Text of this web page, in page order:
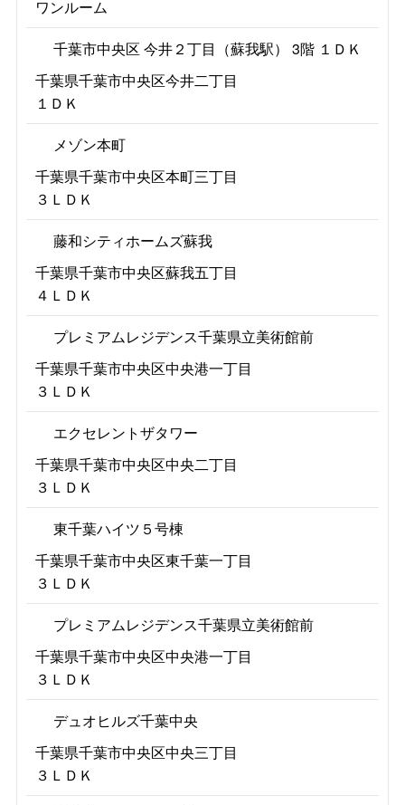
ワンルーム
千葉市中央区 今井２丁目（蘇我駅） 3階 １ＤＫ
千葉県千葉市中央区今井二丁目
１ＤＫ
メゾン本町
千葉県千葉市中央区本町三丁目
３ＬＤＫ
藤和シティホームズ蘇我
千葉県千葉市中央区蘇我五丁目
４ＬＤＫ
プレミアムレジデンス千葉県立美術館前
千葉県千葉市中央区中央港一丁目
３ＬＤＫ
エクセレントザタワー
千葉県千葉市中央区中央二丁目
３ＬＤＫ
東千葉ハイツ５号棟
千葉県千葉市中央区東千葉一丁目
３ＬＤＫ
プレミアムレジデンス千葉県立美術館前
千葉県千葉市中央区中央港一丁目
３ＬＤＫ
デュオヒルズ千葉中央
千葉県千葉市中央区中央三丁目
３ＬＤＫ